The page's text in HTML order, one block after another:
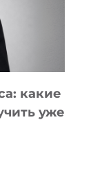
какие
уже